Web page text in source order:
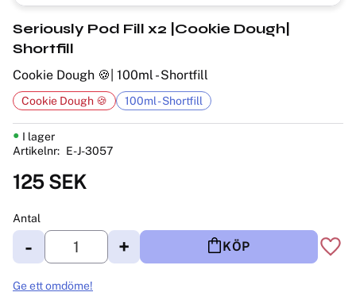
Seriously Pod Fill x2 |Cookie Dough|
Shortfill
Cookie Dough 🍪| 100ml - Shortfill
125SEK
Antal
+
- KÖP
I lager
Artikelnr
E-J-3057
Cookie Dough 🍪 100ml - Shortfill
Ge ett omdöme!